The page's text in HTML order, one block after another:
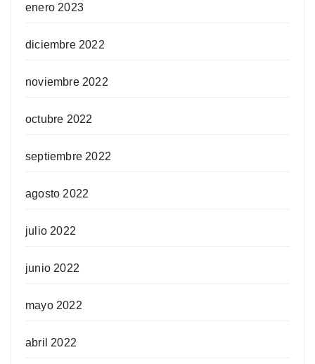
enero 2023
diciembre 2022
noviembre 2022
octubre 2022
septiembre 2022
agosto 2022
julio 2022
junio 2022
mayo 2022
abril 2022